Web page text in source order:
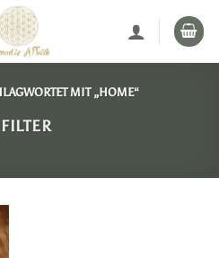
MIT „HOME“
FILTER